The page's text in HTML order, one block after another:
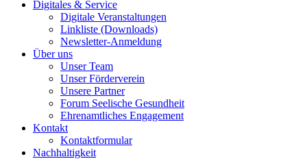
Digitales & Service
Digitale Veranstaltungen
Linkliste (Downloads)
Newsletter-Anmeldung
Über uns
Unser Team
Unser Förderverein
Unsere Partner
Forum Seelische Gesundheit
Ehrenamtliches Engagement
Kontakt
Kontaktformular
Nachhaltigkeit